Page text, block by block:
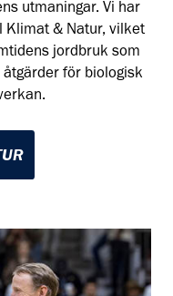
utmaningar. Vi har
Klimat & Natur, vilket
jordbruk som
för biologisk